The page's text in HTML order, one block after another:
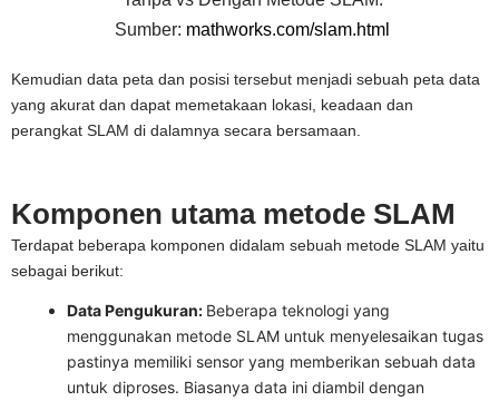
Sumber: mathworks.com/slam.html
Kemudian data peta dan posisi tersebut menjadi sebuah peta data
yang akurat dan dapat memetakaan lokasi, keadaan dan
perangkat SLAM di dalamnya secara bersamaan.
Komponen utama metode SLAM
Terdapat beberapa komponen didalam sebuah metode SLAM yaitu
sebagai berikut:
Data Pengukuran: Beberapa teknologi yang
menggunakan metode SLAM untuk menyelesaikan tugas
pastinya memiliki sensor yang memberikan sebuah data
untuk diproses. Biasanya data ini diambil dengan